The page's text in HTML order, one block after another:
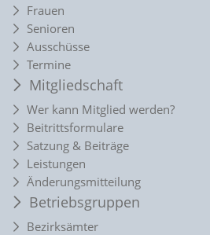
Frauen
Senioren
Ausschüsse
Termine
Mitgliedschaft
Wer kann Mitglied werden?
Beitrittsformulare
Satzung & Beiträge
Leistungen
Änderungsmitteilung
Betriebsgruppen
Bezirksämter